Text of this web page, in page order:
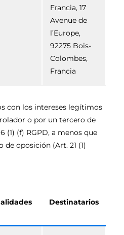
Francia, 17
Avenue de
l’Europe,
92275 Bois-
Colombes,
Francia
con los intereses legítimos
o por un tercero de
(1) (f) RGPD, a menos que
de oposición (Art. 21 (1)
Destinatarios